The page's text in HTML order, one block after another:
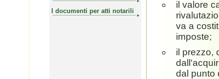
I documenti per atti notarili
il valore
va a
imposte;
il prezzo,
dal punto